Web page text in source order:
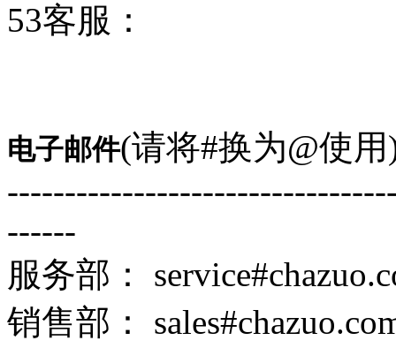
53客服：
电子邮件(请将#换为@使
------
服务部：
销售部：